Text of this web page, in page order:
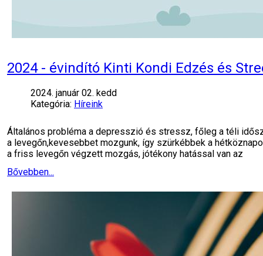
2024 - évindító Kinti Kondi Edzés és
2024. január 02. kedd
Kategória: Híreink
Általános probléma a depresszió és stressz, főleg a téli
a levegőn,kevesebbet mozgunk, így szürkébbek a
a friss levegőn végzett mozgás, jótékony hatással van az
Bővebben...